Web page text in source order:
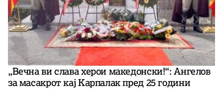
„Вечна ви слава херои македонски!“: Ангелов
за масакрот кај Карпалак пред 25 години